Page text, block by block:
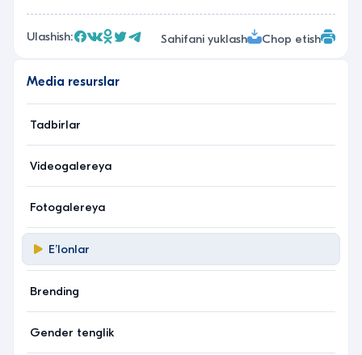
Ulashish: Sahifani yuklash Chop etish
Media resurslar
Tadbirlar
Videogalereya
Fotogalereya
Eʼlonlar
Brending
Gender tenglik